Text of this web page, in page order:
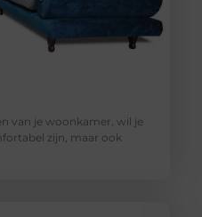
van je woonkamer, wil je
zijn, maar ook